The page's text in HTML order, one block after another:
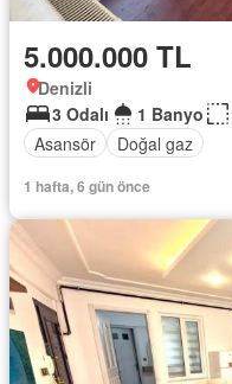
5.000.000 TL
Denizli
3 Odalı
1 Banyo
Asansör
Doğal gaz
1 hafta, 6 gün önce